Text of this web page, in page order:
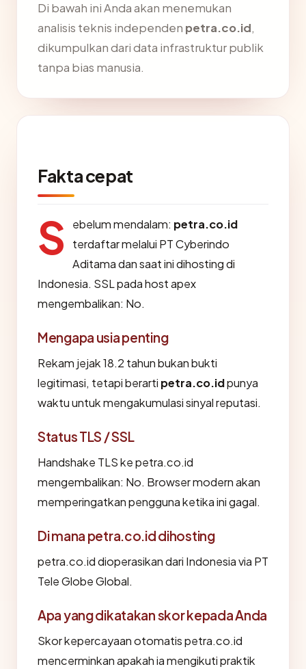
Di bawah ini Anda akan menemukan
analisis teknis independen petra.co.id,
dikumpulkan dari data infrastruktur publik
tanpa bias manusia.
Fakta cepat
S ebelum mendalam: petra.co.id
terdaftar melalui PT Cyberindo
Aditama dan saat ini dihosting di
Indonesia. SSL pada host apex
mengembalikan: No.
Mengapa usia penting
Rekam jejak 18.2 tahun bukan bukti
legitimasi, tetapi berarti petra.co.idpunya
waktu untuk mengakumulasi sinyal reputasi.
Status TLS / SSL
Handshake TLS ke petra.co.id
mengembalikan: No. Browser modern akan
memperingatkan pengguna ketika ini gagal.
Di mana petra.co.id dihosting
petra.co.id dioperasikan dari Indonesia via PT
Tele Globe Global.
Apa yang dikatakan skor kepada Anda
Skor kepercayaan otomatis petra.co.id
mencerminkan apakah ia mengikuti praktik